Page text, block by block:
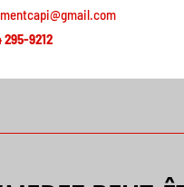
295-9212